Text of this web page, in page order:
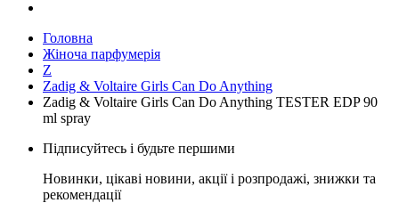
Головна
Жіноча парфумерія
Z
Zadig & Voltaire Girls Can Do Anything
Zadig & Voltaire Girls Can Do Anything TESTER EDP 90
ml spray
Підписуйтесь і будьте першими
Новинки, цікаві новини, акції і розпродажі, знижки та
рекомендації